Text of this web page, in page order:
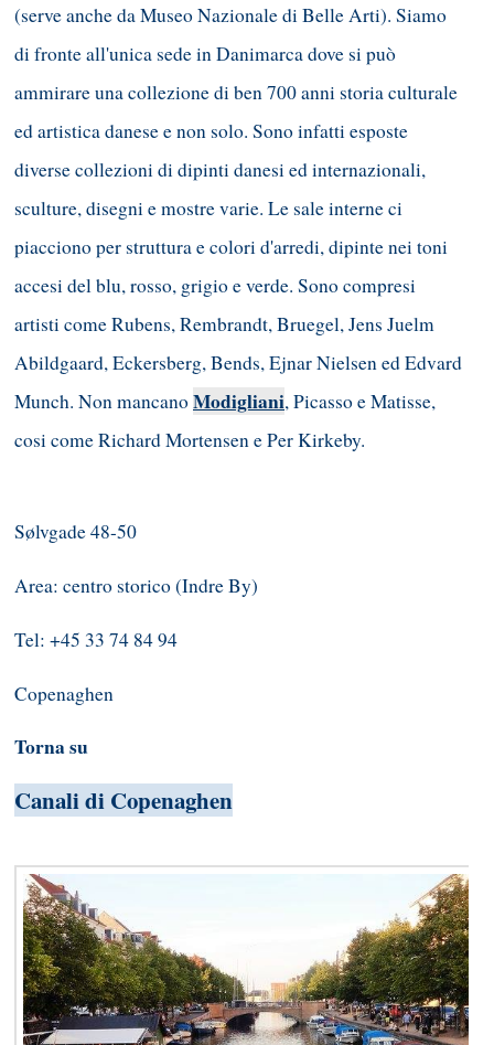
(serve anche da Museo Nazionale di Belle Arti). Siamo
di fronte all'unica sede in Danimarca dove si può
ammirare una collezione di ben 700 anni storia culturale
ed artistica danese e non solo. Sono infatti esposte
diverse collezioni di dipinti danesi ed internazionali,
sculture, disegni e mostre varie. Le sale interne ci
piacciono per struttura e colori d'arredi, dipinte nei toni
accesi del blu, rosso, grigio e verde. Sono compresi
artisti come Rubens, Rembrandt, Bruegel, Jens Juelm
Abildgaard, Eckersberg, Bends, Ejnar Nielsen ed Edvard
Munch. Non mancanoModigliani, Picasso e Matisse,
cosi come Richard Mortensen e Per Kirkeby.
Sølvgade 48-50
Area: centro storico (Indre By)
Tel: +45 33 74 84 94
Copenaghen
Torna su
Canali di Copenaghen